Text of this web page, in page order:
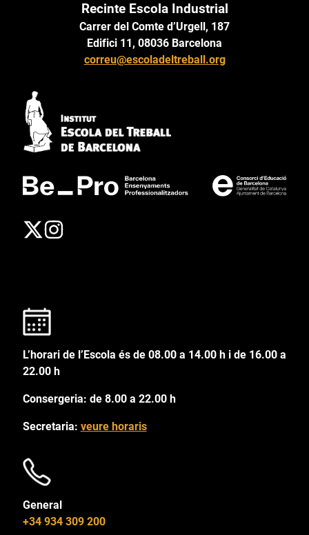
Recinte Escola Industrial
Carrer del Comte d’Urgell, 187
Edifici 11, 08036 Barcelona
correu@escoladeltreball.org
L’horari de l’Escola és de 08.00 a 14.00 h i de 16.00 a
22.00 h
Consergeria: de 8.00 a 22.00 h
Secretaria: veure horaris
General
+34 934 309 200